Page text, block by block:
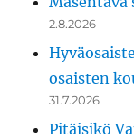
2.8.2026
osaisten
31.7.2026
Pitäisikö